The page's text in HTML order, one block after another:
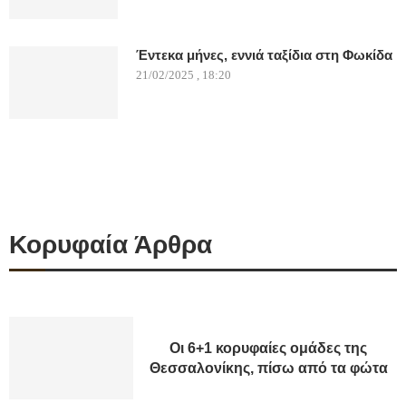
Έντεκα μήνες, εννιά ταξίδια στη Φωκίδα
21/02/2025 , 18:20
Κορυφαία Άρθρα
Οι 6+1 κορυφαίες ομάδες της
Θεσσαλονίκης, πίσω από τα φώτα